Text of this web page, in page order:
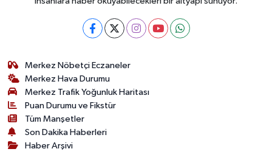
Merkez Nöbetçi Eczaneler
Merkez Hava Durumu
Merkez Trafik Yoğunluk Haritası
Puan Durumu ve Fikstür
Tüm Manşetler
Son Dakika Haberleri
Haber Arşivi